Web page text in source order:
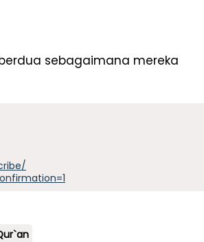
sebagaimana mereka